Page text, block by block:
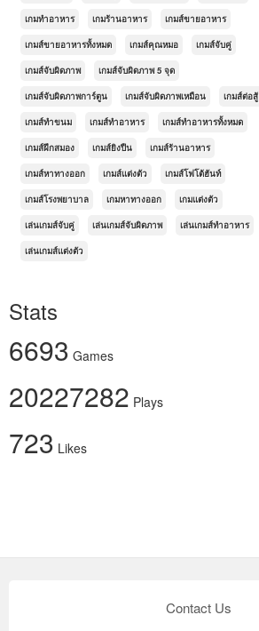
เกมทำอาหาร เกมร้านอาหาร เกมส์ขายอาหาร
เกมส์ขายอาหารทั้งหมด เกมส์คุณหมอ เกมส์จับคู่
เกมส์จับผิดภาพ เกมส์จับผิดภาพ 5 จุด
เกมส์จับผิดภาพการ์ตูน เกมส์จับผิดภาพเหมือน เกมส์ต่อสู้
เกมส์ทำขนม เกมส์ทำอาหาร เกมส์ทำอาหารทั้งหมด
เกมส์ฝึกสมอง เกมส์ยิงปืน เกมส์ร้านอาหาร
เกมส์หาทางออก เกมส์แต่งตัว เกมส์โฟโต้ฮันท์
เกมส์โรงพยาบาล เกมหาทางออก เกมแต่งตัว
เล่นเกมส์จับคู่ เล่นเกมส์จับผิดภาพ เล่นเกมส์ทำอาหาร
เล่นเกมส์แต่งตัว
Stats
6693 Games
20227282 Plays
723 Likes
Contact Us